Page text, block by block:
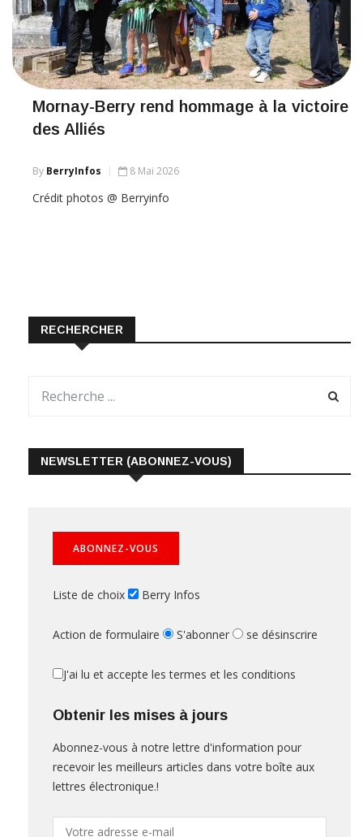
Mornay-Berry rend hommage à la victoire
des Alliés
By BerryInfos 8 Mai 2026
Crédit photos @ Berryinfo
RECHERCHER
NEWSLETTER (ABONNEZ-VOUS)
Liste de choix Berry Infos
Action de formulaire S'abonner se désinscrire
J'ai lu et accepte les termes et les conditions
Obtenir les mises à jours
Abonnez-vous à notre lettre d'information pour
recevoir les meilleurs articles dans votre boîte aux
lettres électronique.!